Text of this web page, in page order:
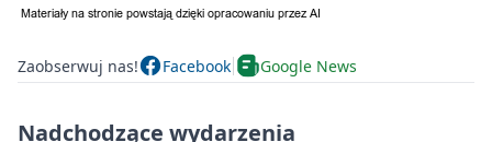
Zaobserwuj nas! Facebook Google News
Nadchodzące wydarzenia